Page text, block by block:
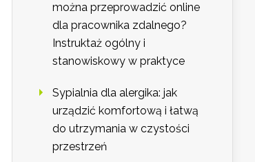
można przeprowadzić online
dla pracownika zdalnego?
Instruktaż ogólny i
stanowiskowy w praktyce
Sypialnia dla alergika: jak
urządzić komfortową i łatwą
do utrzymania w czystości
przestrzeń